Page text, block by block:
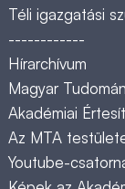
Téli igazgatási
------------
Hírarchívum
Magyar
Akadémiai
Az MTA
Youtube-